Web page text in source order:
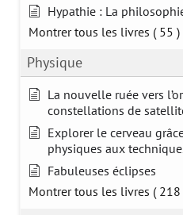
Hypathie : La
Montrer tous les livres ( 55 )
Physique
La nouvelle ruée vers
constellations de
Explorer le cerveau
physiques aux
Fabuleuses éclipses
Montrer tous les livres ( 218